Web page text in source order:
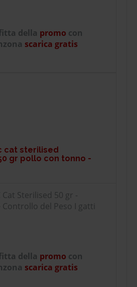
della promo con
scarica gratis
cat sterilised
gr pollo con tonno -
Sterilised 50 gr -
Controllo del Peso I gatti
della promo con
scarica gratis